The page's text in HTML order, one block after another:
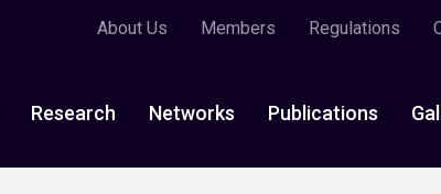
About Us Members Regulations
Research Networks Publications